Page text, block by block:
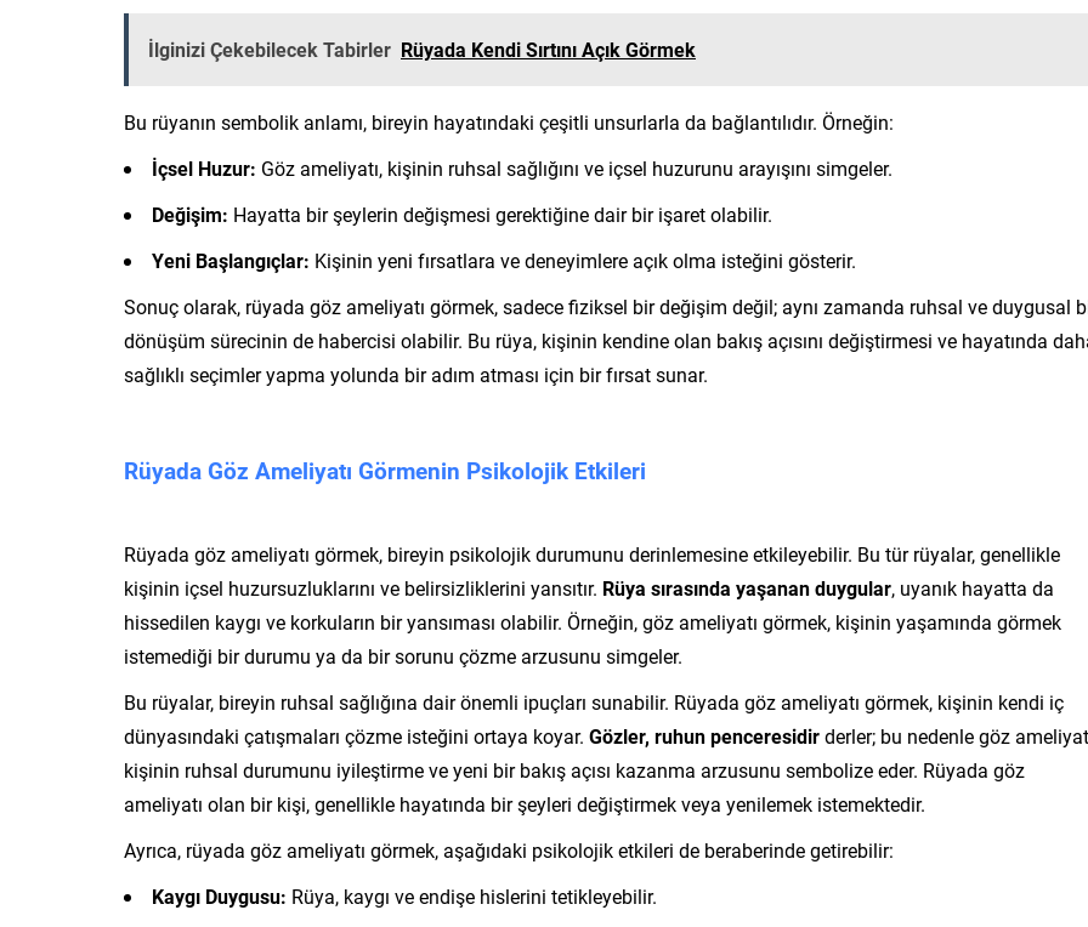
İlginizi Çekebilecek Tabirler Rüyada Kendi Sırtını Açık Görmek
Bu rüyanın sembolik anlamı, bireyin hayatındaki çeşitli unsurlarla da bağlantılıdır. Örneğin:
İçsel Huzur: Göz ameliyatı, kişinin ruhsal sağlığını ve içsel huzurunu arayışını simgeler.
Değişim: Hayatta bir şeylerin değişmesi gerektiğine dair bir işaret olabilir.
Yeni Başlangıçlar: Kişinin yeni fırsatlara ve deneyimlere açık olma isteğini gösterir.
Sonuç olarak, rüyada göz ameliyatı görmek, sadece fiziksel bir değişim değil; aynı zamanda ruhsal ve duygusal
dönüşüm sürecinin de habercisi olabilir. Bu rüya, kişinin kendine olan bakış açısını değiştirmesi ve hayatında
sağlıklı seçimler yapma yolunda bir adım atması için bir fırsat sunar.
Rüyada Göz Ameliyatı Görmenin Psikolojik Etkileri
Rüyada göz ameliyatı görmek, bireyin psikolojik durumunu derinlemesine etkileyebilir. Bu tür rüyalar, genellikle
kişinin içsel huzursuzluklarını ve belirsizliklerini yansıtır. Rüya sırasında yaşanan duygular, uyanık hayatta da
hissedilen kaygı ve korkuların bir yansıması olabilir. Örneğin, göz ameliyatı görmek, kişinin yaşamında görmek
istemediği bir durumu ya da bir sorunu çözme arzusunu simgeler.
Bu rüyalar, bireyin ruhsal sağlığına dair önemli ipuçları sunabilir. Rüyada göz ameliyatı görmek, kişinin kendi iç
dünyasındaki çatışmaları çözme isteğini ortaya koyar. Gözler, ruhun penceresidirderler; bu nedenle göz
kişinin ruhsal durumunu iyileştirme ve yeni bir bakış açısı kazanma arzusunu sembolize eder. Rüyada göz
ameliyatı olan bir kişi, genellikle hayatında bir şeyleri değiştirmek veya yenilemek istemektedir.
Ayrıca, rüyada göz ameliyatı görmek, aşağıdaki psikolojik etkileri de beraberinde getirebilir:
Kaygı Duygusu: Rüya, kaygı ve endişe hislerini tetikleyebilir.